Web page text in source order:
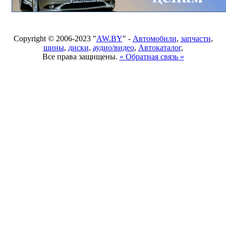
Copyright © 2006-2023 "AW.BY" - Автомобили, запчасти,
шины, диски, аудио/видео, Автокаталог,
Все права защищены. » Обратная связь «